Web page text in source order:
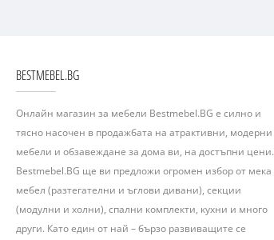
BESTMEBEL.BG
Онлайн магазин за мебели Bestmebel.BG е силно и
тясно насочен в продажбата на атрактивни, модерни
мебели и обзавеждане за дома ви, на достъпни цени.
Bestmebel.BG ще ви предложи огромен избор от мека
мебел (разтегателни и ъглови дивани), секции
(модулни и холни), спални комплекти, кухни и много
други. Като един от най – бързо развиващите се